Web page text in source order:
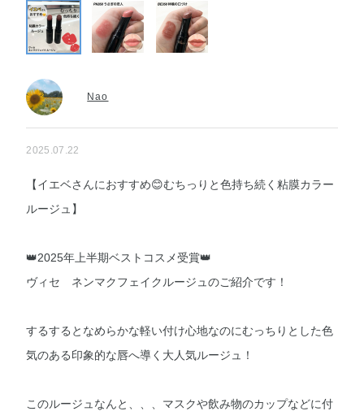
Nao
2025.07.22
【イエベさんにおすすめ😊むちっりと色持ち続く粘膜カラー
ルージュ】
👑2025年上半期ベストコスメ受賞👑
ヴィセ ネンマクフェイクルージュのご紹介です！
するするとなめらかな軽い付け心地なのにむっちりとした色
気のある印象的な唇へ導く大人気ルージュ！
このルージュなんと、、、マスクや飲み物のカップなどに付